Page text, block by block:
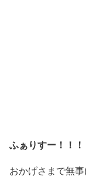
ふぁりすー！！！
おかげさまで無